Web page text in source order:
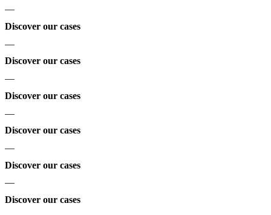
—
Discover our cases
—
Discover our cases
—
Discover our cases
—
Discover our cases
—
Discover our cases
—
Discover our cases